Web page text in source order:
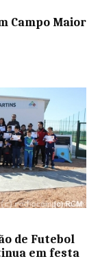
Campo Maior
de Futebol
em festa